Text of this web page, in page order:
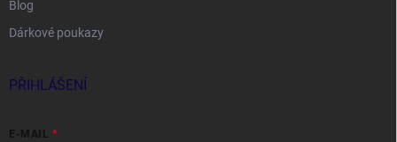
Blog
Dárkové poukazy
PŘIHLÁŠENÍ
E-MAIL